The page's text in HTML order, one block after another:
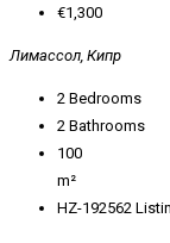
€1,300
Лимассол, Кипр
2 Bedrooms
2 Bathrooms
100
m²
HZ-192562